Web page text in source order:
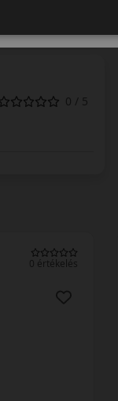
0 / 5
0 értékelés